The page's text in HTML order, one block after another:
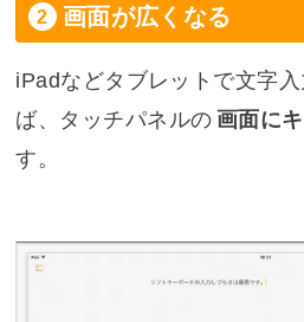
画面が広くなる
iPadなどタブレットで文字
ば、タッチパネルの 画面に
す。